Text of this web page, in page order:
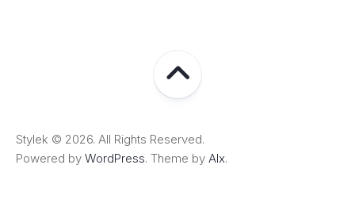
Stylek © 2026. All Rights Reserved.
Powered by WordPress. Theme by Alx.